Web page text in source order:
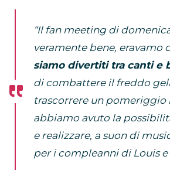
“Il fan meeting di
veramente bene, eravamo
siamo divertiti tra canti e
di combattere il freddo
trascorrere un pomeriggio
abbiamo avuto la
e realizzare, a suon di
per i compleanni di Louis e